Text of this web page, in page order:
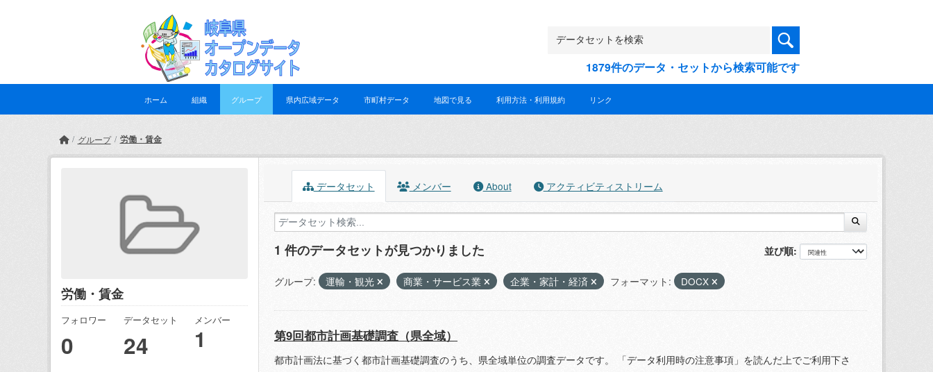
1879件のデータ・セットから検索可能です
ホーム 組織 グループ 県内広域データ 市町村データ 地図で見る 利用方法・利用規約 リンク
グループ 労働・賃金
労働・賃金
フォロワー
0
データセット
24
メンバー
1
データセット メンバー About アクティビティストリーム
並び順
1 件のデータセットが見つかりました
グループ: 運輸・観光 商業・サービス業 企業・家計・経済 フォーマット: DOCX
第9回都市計画基礎調査（県全域）
都市計画法に基づく都市計画基礎調査のうち、県全域単位の調査データです。 「データ利用時の注意事項」を読んだ上でご利用下さ